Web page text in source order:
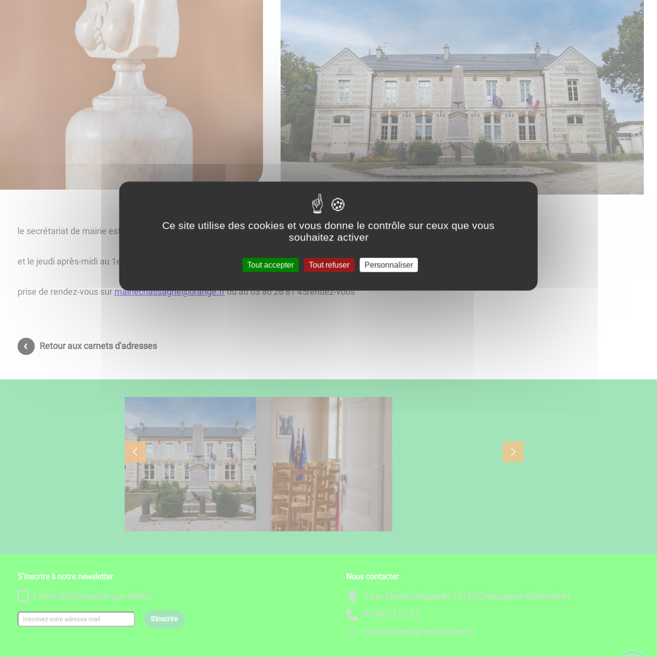
le secrétariat de mairie est ouvert les lundis, mardis, vendredis matins à l'agence Postale de 8h30 à 12h30
et le jeudi après-midi au 1er étage de la mairie de 15h à 17h
prise de rendez-vous sur mairiechassagne@orange.frou au 03 80 26 81 45rendez-vous
Retour aux carnets d'adresses
S'inscrire à notre newsletter
Lettre d'information par défaut
S'inscrire
Nous contacter
5 rue Charles Paquelin 21190 Chassagne-Montrachet
26 13 12 08 30
rf.egnaro@engassahceiriam
Ce site utilise des cookies et vous donne le contrôle sur ceux que vous
souhaitez activer
Tout accepter Tout refuser Personnaliser